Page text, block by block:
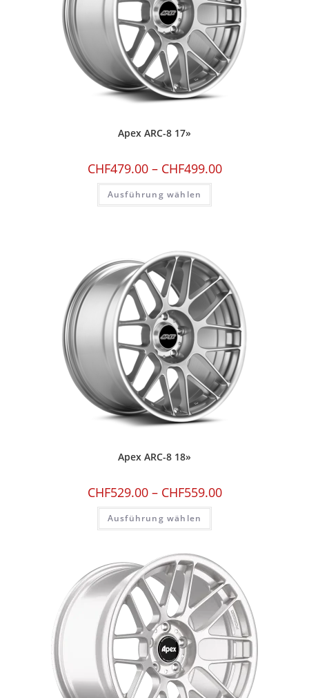
Apex ARC-8 17»
CHF479.00– CHF499.00
Ausführung wählen
Apex ARC-8 18»
CHF529.00– CHF559.00
Ausführung wählen